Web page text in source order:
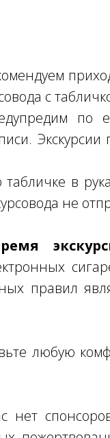
с
по
Экскурсии
в
не
правил
любую
нет